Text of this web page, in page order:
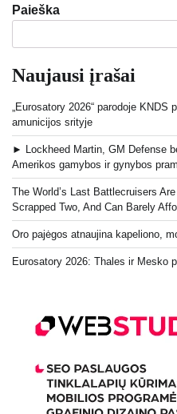
Paieška
Naujausi įrašai
„Eurosatory 2026“ parodoje
amunicijos srityje
► Lockheed Martin, GM Defense
Amerikos gamybos ir gynybos
The World’s Last Battlecruisers
Scrapped Two, And Can Barely
Oro pajėgos atnaujina kapeliono,
Eurosatory 2026: Thales ir Mesko